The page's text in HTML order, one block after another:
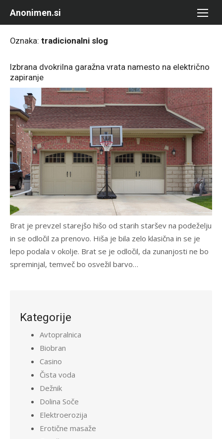
Anonimen.si
Oznaka: tradicionalni slog
Izbrana dvokrilna garažna vrata namesto na električno
zapiranje
Brat je prevzel starejšo hišo od starih staršev na podeželju
in se odločil za prenovo. Hiša je bila zelo klasična in se je
lepo podala v okolje. Brat se je odločil, da zunanjosti ne bo
spreminjal, temveč bo osvežil barvo…
Kategorije
Avtopralnica
Biobran
Casino
Čista voda
Dežnik
Dolina Soče
Elektroerozija
Erotične masaže